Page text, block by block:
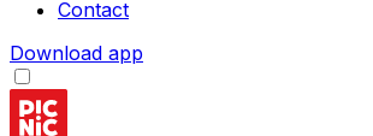
Contact
Download app